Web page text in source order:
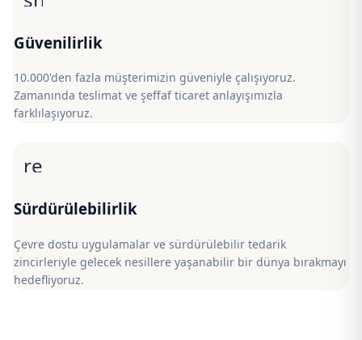
Güvenilirlik
10.000'den fazla müşterimizin güveniyle çalışıyoruz.
Zamanında teslimat ve şeffaf ticaret anlayışımızla
farklılaşıyoruz.
recycling
Sürdürülebilirlik
Çevre dostu uygulamalar ve sürdürülebilir tedarik
zincirleriyle gelecek nesillere yaşanabilir bir dünya bırakmayı
hedefliyoruz.